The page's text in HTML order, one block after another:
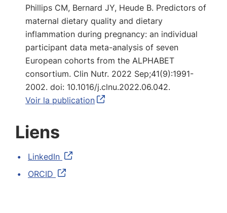
Phillips CM, Bernard JY, Heude B. Predictors of
maternal dietary quality and dietary
inflammation during pregnancy: an individual
participant data meta-analysis of seven
European cohorts from the ALPHABET
consortium. Clin Nutr. 2022 Sep;41(9):1991-
2002. doi: 10.1016/j.clnu.2022.06.042.
Voir la publication
Liens
LinkedIn
ORCID